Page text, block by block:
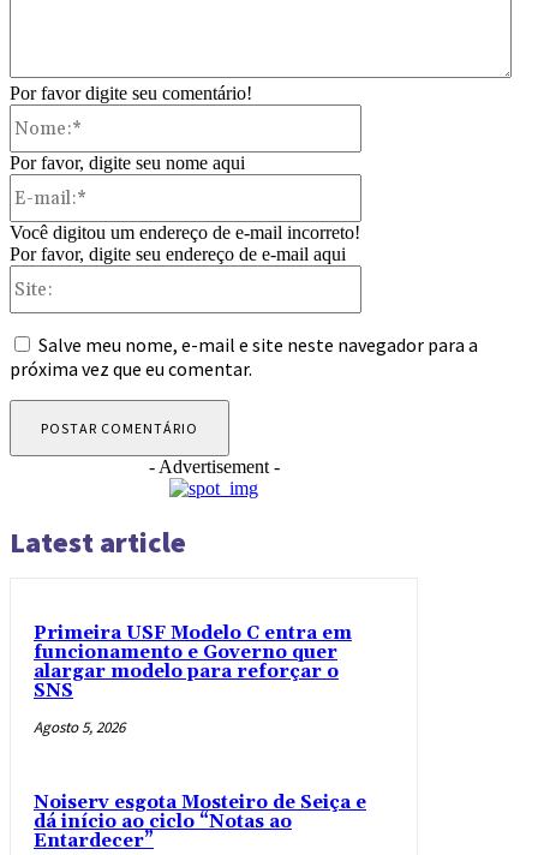
Por favor digite seu comentário!
Por favor, digite seu nome aqui
Você digitou um endereço de e-mail incorreto!
Por favor, digite seu endereço de e-mail aqui
Salve meu nome, e-mail e site neste navegador para a
próxima vez que eu comentar.
- Advertisement -
Latest article
Primeira USF Modelo C entra em
funcionamento e Governo quer
alargar modelo para reforçar o
SNS
Agosto 5, 2026
Noiserv esgota Mosteiro de Seiça e
dá início ao ciclo “Notas ao
Entardecer”